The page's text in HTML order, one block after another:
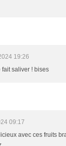
19:26
fait saliver ! bises
09:17
avec ces fruits